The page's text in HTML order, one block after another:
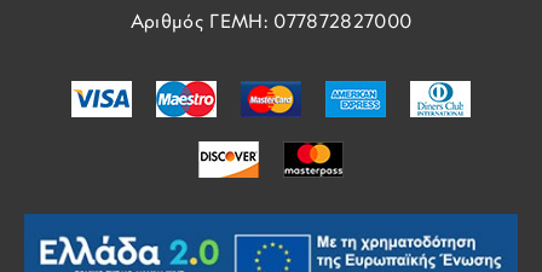
Αριθμός ΓΕΜΗ: 077872827000